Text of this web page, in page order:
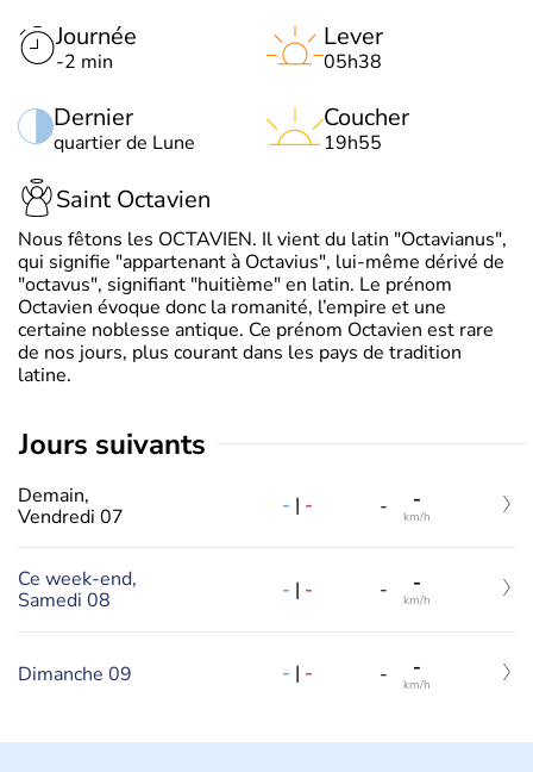
Journée
-2 min
Dernier
quartier de Lune
Lever
05h38
Coucher
19h55
Saint Octavien
Nous fêtons les OCTAVIEN. Il vient du latin "Octavianus",
qui signifie "appartenant à Octavius", lui-même dérivé de
"octavus", signifiant "huitième" en latin. Le prénom
Octavien évoque donc la romanité, l’empire et une
certaine noblesse antique. Ce prénom Octavien est rare
de nos jours, plus courant dans les pays de tradition
latine.
jours suivants
Demain,
Vendredi 07
- | - - -
km/h
Ce week-end,
Samedi 08
- | - - -
km/h
Dimanche 09 - | - - -
km/h